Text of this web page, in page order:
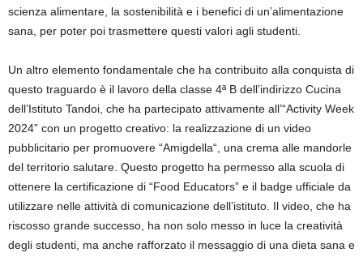
scienza alimentare, la sostenibilità e i benefici di un’alimentazione
sana, per poter poi trasmettere questi valori agli studenti.
Un altro elemento fondamentale che ha contribuito alla conquista di
questo traguardo è il lavoro della classe 4ª B dell’indirizzo Cucina
dell’Istituto Tandoi, che ha partecipato attivamente all’“Activity Week
2024” con un progetto creativo: la realizzazione di un video
pubblicitario per promuovere “Amigdella“, una crema alle mandorle
del territorio salutare. Questo progetto ha permesso alla scuola di
ottenere la certificazione di “Food Educators” e il badge ufficiale da
utilizzare nelle attività di comunicazione dell’istituto. Il video, che ha
riscosso grande successo, ha non solo messo in luce la creatività
degli studenti, ma anche rafforzato il messaggio di una dieta sana e